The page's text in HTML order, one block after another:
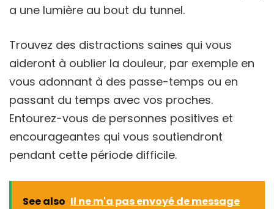
a une lumière au bout du tunnel.
Trouvez des distractions saines qui vous
aideront à oublier la douleur, par exemple en
vous adonnant à des passe-temps ou en
passant du temps avec vos proches.
Entourez-vous de personnes positives et
encourageantes qui vous soutiendront
pendant cette période difficile.
See also Il ne m'a pas envoyé de message